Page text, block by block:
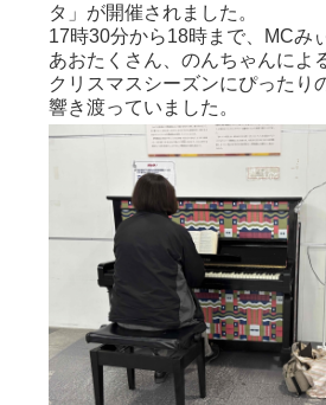
タ」が開催されました。
17時30分から18時まで、MCみ
あおたくさん、のんちゃんによ
クリスマスシーズンにぴったり
響き渡っていました。